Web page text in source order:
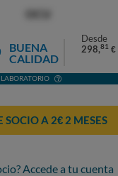
BUENA
CALIDAD
Desde
298,81 €
SOCIO A 2€ 2 MESES
Accede a tu cuenta